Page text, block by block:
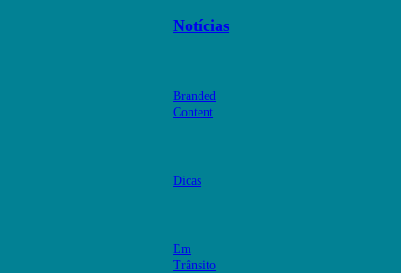
Notícias
Branded
Content
Dicas
Em
Trânsito